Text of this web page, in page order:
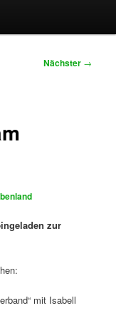
Nächster →
zur
mit Isabell